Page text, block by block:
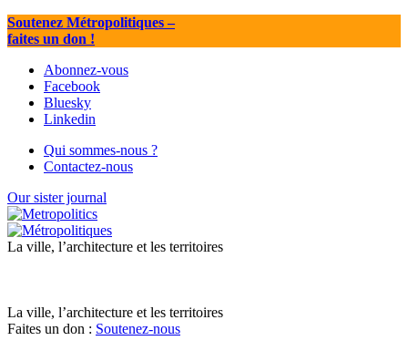
Soutenez Métropolitiques–
faites un don !
Abonnez-vous
Facebook
Bluesky
Linkedin
Qui sommes-nous ?
Contactez-nous
Our sister journal
La ville, l’architecture et les territoires
La ville, l’architecture et les territoires
Faites un don : Soutenez-nous